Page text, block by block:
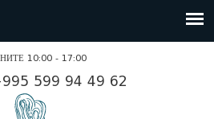
ЗВОНИТЕ 10:00 - 17:00